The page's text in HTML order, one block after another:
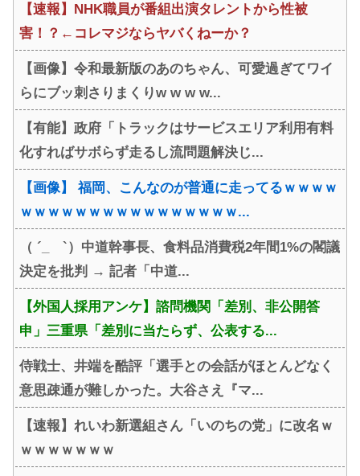
【速報】NHK職員が番組出演タレントから性被
害！？←コレマジならヤバくねーか？
【画像】令和最新版のあのちゃん、可愛過ぎてワイ
らにブッ刺さりまくりw w w w...
【有能】政府「トラックはサービスエリア利用有料
化すればサボらず走るし流問題解決じ...
【画像】 福岡、こんなのが普通に走ってるｗｗｗｗ
ｗｗｗｗｗｗｗｗｗｗｗｗｗｗｗｗ...
（ ´_ゝ`）中道幹事長、食料品消費税2年間1%の閣議
決定を批判 → 記者「中道...
【外国人採用アンケ】諮問機関「差別、非公開答
申」三重県「差別に当たらず、公表する...
侍戦士、井端を酷評「選手との会話がほとんどなく
意思疎通が難しかった。大谷さえ『マ...
【速報】れいわ新選組さん「いのちの党」に改名ｗ
ｗｗｗｗｗｗｗ